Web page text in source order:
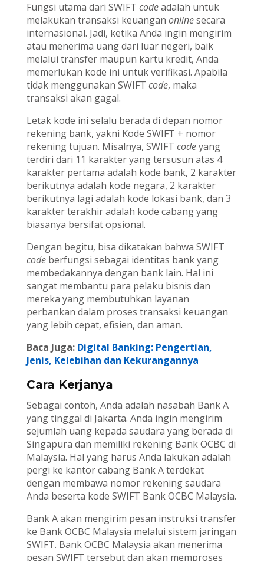
Fungsi utama dari SWIFT codeadalah untuk
melakukan transaksi keuangan onlinesecara
internasional. Jadi, ketika Anda ingin mengirim
atau menerima uang dari luar negeri, baik
melalui transfer maupun kartu kredit, Anda
memerlukan kode ini untuk verifikasi. Apabila
tidak menggunakan SWIFT code, maka
transaksi akan gagal.
Letak kode ini selalu berada di depan nomor
rekening bank, yakni Kode SWIFT + nomor
rekening tujuan. Misalnya, SWIFT codeyang
terdiri dari 11 karakter yang tersusun atas 4
karakter pertama adalah kode bank, 2 karakter
berikutnya adalah kode negara, 2 karakter
berikutnya lagi adalah kode lokasi bank, dan 3
karakter terakhir adalah kode cabang yang
biasanya bersifat opsional.
Dengan begitu, bisa dikatakan bahwa SWIFT
codeberfungsi sebagai identitas bank yang
membedakannya dengan bank lain. Hal ini
sangat membantu para pelaku bisnis dan
mereka yang membutuhkan layanan
perbankan dalam proses transaksi keuangan
yang lebih cepat, efisien, dan aman.
Baca Juga: Digital Banking: Pengertian,
Jenis, Kelebihan dan Kekurangannya
Cara Kerjanya
Sebagai contoh, Anda adalah nasabah Bank A
yang tinggal di Jakarta. Anda ingin mengirim
sejumlah uang kepada saudara yang berada di
Singapura dan memiliki rekening Bank OCBC di
Malaysia. Hal yang harus Anda lakukan adalah
pergi ke kantor cabang Bank A terdekat
dengan membawa nomor rekening saudara
Anda beserta kode SWIFT Bank OCBC Malaysia.
Bank A akan mengirim pesan instruksi transfer
ke Bank OCBC Malaysia melalui sistem jaringan
SWIFT. Bank OCBC Malaysia akan menerima
pesan SWIFT tersebut dan akan memproses